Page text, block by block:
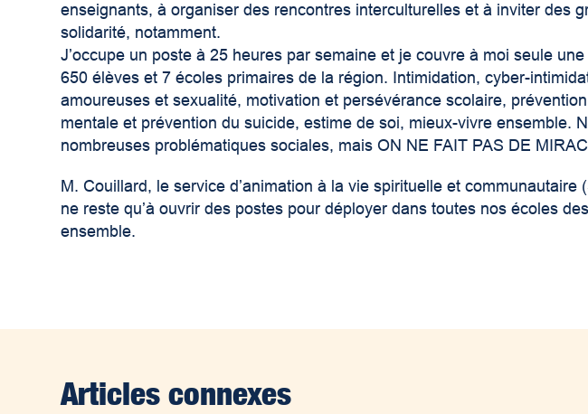
enseignants, à organiser des rencontres interculturelles et à inviter des
solidarité, notamment.
J’occupe un poste à 25 heures par semaine et je couvre à moi seule
650 élèves et 7 écoles primaires de la région. Intimidation, cyber-
amoureuses et sexualité, motivation et persévérance scolaire,
mentale et prévention du suicide, estime de soi, mieux-vivre ensemble.
nombreuses problématiques sociales, mais ON NE FAIT PAS DE
M. Couillard, le service d’animation à la vie spirituelle et communautaire
ne reste qu’à ouvrir des postes pour déployer dans toutes nos écoles
ensemble.
Articles connexes